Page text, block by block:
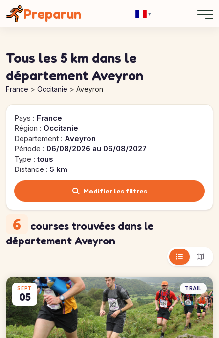
Preparun ▾
Tous les 5 km dans le
département Aveyron
France Occitanie Aveyron
Pays : France
Région : Occitanie
Département : Aveyron
Période : 06/08/2026 au 06/08/2027
Type :tous
Distance : 5 km
Modifier les filtres
6 courses trouvées dans le
département Aveyron
SEPT
05
TRAIL
Panneau de gestion des cookies